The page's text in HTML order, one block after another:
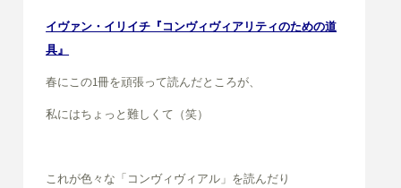
イヴァン・イリイチ『コンヴィヴィアリティのための道
具』
春にこの1冊を頑張って読んだところが、
私にはちょっと難しくて（笑）
これが色々な「コンヴィヴィアル」を読んだり